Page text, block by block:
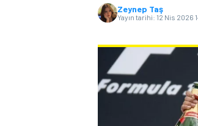
WORLD SUPERBIKE
Zeynep Taş
Yayın tarihi: 12 Nis 2026